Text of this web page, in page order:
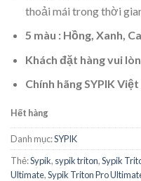
thoải mái trong thời
5 màu : Hồng, Xanh,
Khách đặt hàng vui
Chính hãng SYPIK
Hết hàng
Danh mục:SYPIK
Thẻ:Sypik, sypik triton,Sypik
Ultimate,Sypik Triton Pro